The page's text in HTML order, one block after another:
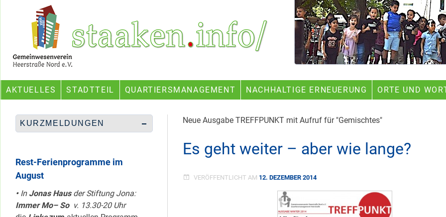
Ein Projekt des Gemeinwesenvereins Heerstraße Nord
AKTUELLES STADTTEIL QUARTIERSMANAGEMENT NACHHALTIGE ERNEUERUNG ORTE UND
Neue Ausgabe TREFFPUNKT mit Aufruf für "Gemischtes"
Es geht weiter – aber wie lange?
VERÖFFENTLICHT AM 12. DEZEMBER 2014
KURZMELDUNGEN
Rest-Ferienprogramme im
August
•InJonas Hausder Stiftung Jona:
Immer Mo– So v. 13.30-20 Uhr